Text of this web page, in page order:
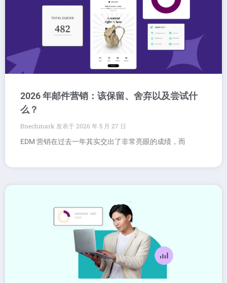
2026 年邮件营销：该保留、舍弃以及尝试什
么？
Bnechmark
2026 年 5 月 27 日
EDM 营销在过去一年其实交出了非常亮眼的成绩，而